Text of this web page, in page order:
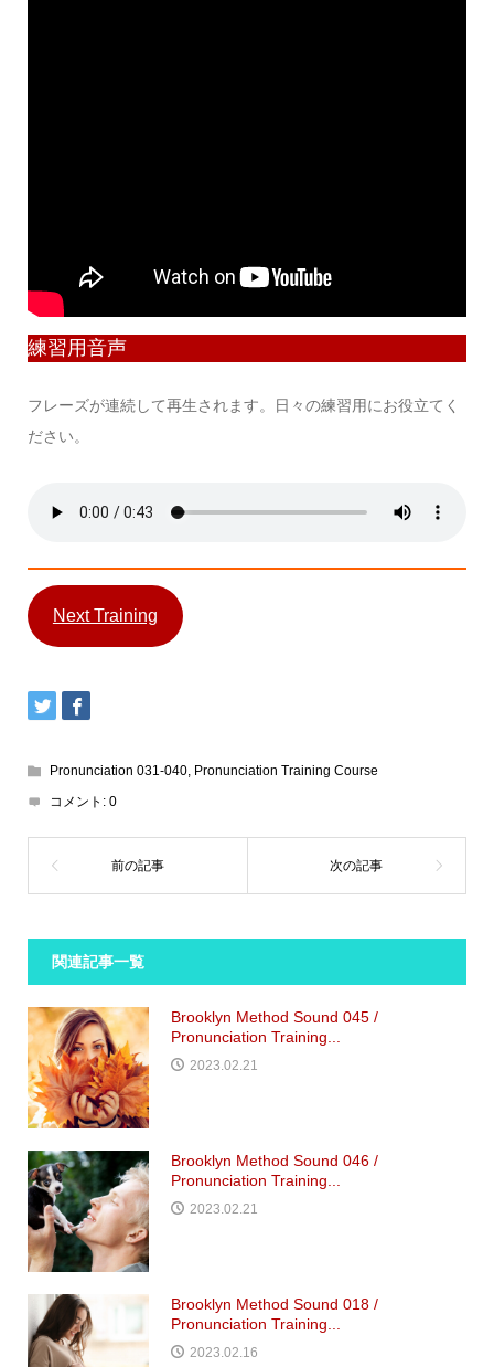
練習用音声
フレーズが連続して再生されます。日々の練習用にお役立てく
ださい。
Next Training
Pronunciation 031-040, Pronunciation Training Course
コメント: 0
関連記事一覧
Brooklyn Method Sound 045 /
Pronunciation Training...
2023.02.21
Brooklyn Method Sound 046 /
Pronunciation Training...
2023.02.21
Brooklyn Method Sound 018 /
Pronunciation Training...
2023.02.16